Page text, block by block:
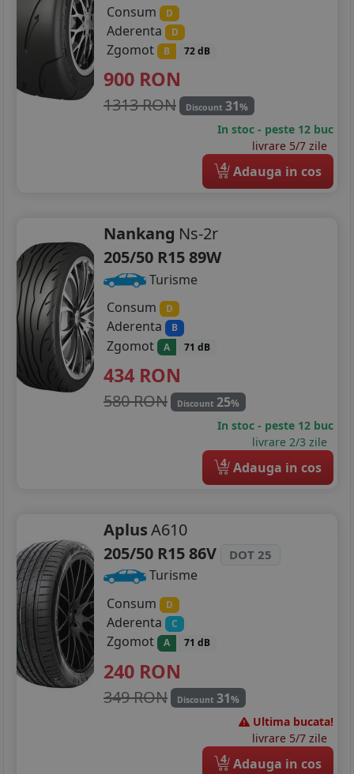
Consum
D
Aderenta D
Zgomot B 72 dB
900 RON
1313 RON Discount 31%
In stoc - peste 12 buc
livrare 5/7 zile
4 Adauga in cos
Nankang Ns-2r
205/50 R15 89W
Turisme
Consum
D
Aderenta B
Zgomot A 71 dB
434 RON
580 RON Discount 25%
In stoc - peste 12 buc
livrare 2/3 zile
4 Adauga in cos
AplusA610
205/50 R15 86V
DOT 25
Turisme
Consum
D
Aderenta C
Zgomot A 71 dB
240 RON
349 RON Discount 31%
Ultima bucata!
livrare 5/7 zile
4 Adauga in cos